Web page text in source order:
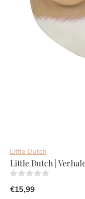
Little Dutch
Little Dutch |
€15,99